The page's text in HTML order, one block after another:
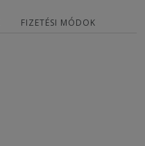
FIZETÉSI MÓDOK